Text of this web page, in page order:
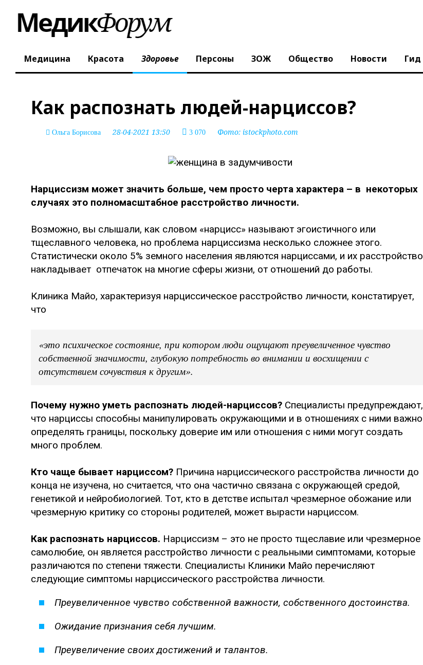
Медицина Красота Здоровье Персоны ЗОЖ Общество Новости Гид
Как распознать людей-нарциссов?
Ольга Борисова 28-04-2021 13:50 3 070 Фото: istockphoto.com
Нарциссизм может значить больше, чем просто черта характера – в некоторых
случаях это полномасштабное расстройство личности.
Возможно, вы слышали, как словом «нарцисс» называют эгоистичного или
тщеславного человека, но проблема нарциссизма несколько сложнее этого.
Статистически около 5% земного населения являются нарциссами, и их расстройство
накладывает отпечаток на многие сферы жизни, от отношений до работы.
Клиника Майо, характеризуя нарциссическое расстройство личности, констатирует,
что
«это психическое состояние, при котором люди ощущают преувеличенное чувство
собственной значимости, глубокую потребность во внимании и восхищении с
отсутствием сочувствия к другим».
Почему нужно уметь распознать людей-нарциссов? Специалисты предупреждают,
что нарциссы способны манипулировать окружающими и в отношениях с ними важно
определять границы, поскольку доверие им или отношения с ними могут создать
много проблем.
Кто чаще бывает нарциссом? Причина нарциссического расстройства личности до
конца не изучена, но считается, что она частично связана с окружающей средой,
генетикой и нейробиологией. Тот, кто в детстве испытал чрезмерное обожание или
чрезмерную критику со стороны родителей, может вырасти нарциссом.
Как распознать нарциссов. Нарциссизм – это не просто тщеславие или чрезмерное
самолюбие, он является расстройство личности с реальными симптомами, которые
различаются по степени тяжести. Специалисты Клиники Майо перечисляют
следующие симптомы нарциссического расстройства личности.
Преувеличенное чувство собственной важности, собственного достоинства.
Ожидание признания себя лучшим.
Преувеличение своих достижений и талантов.